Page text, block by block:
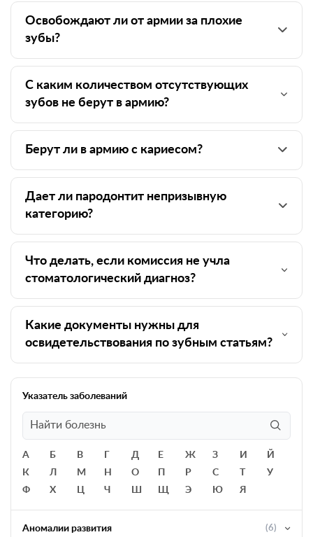
Освобождают ли от армии за плохие
зубы?
С каким количеством отсутствующих
зубов не берут в армию?
Берут ли в армию с кариесом?
Дает ли пародонтит непризывную
категорию?
Что делать, если комиссия не учла
стоматологический диагноз?
Какие документы нужны для
освидетельствования по зубным статьям?
Указатель заболеваний
А Б В Г Д Е Ж З И
Й
К
Л М Н О П Р С Т
У
Ф
Х Ч Э Ю Я
Аномалии развития (6)